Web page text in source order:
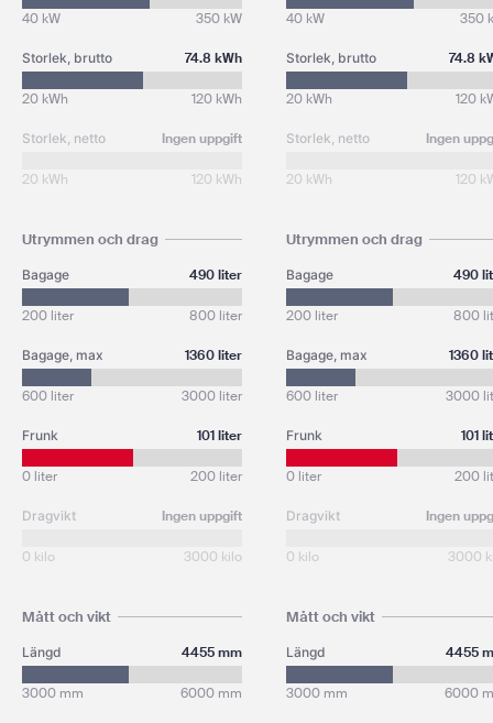
40 kW 350 kW
Storlek, brutto 74.8 kWh
20 kWh 120 kWh
Storlek, netto Ingen uppgift
20 kWh 120 kWh
Utrymmen och drag
Bagage 490 liter
200 liter 800 liter
Bagage, max 1360 liter
600 liter 3000 liter
Frunk 101 liter
0 liter 200 liter
Dragvikt Ingen uppgift
0 kilo 3000 kilo
Mått och vikt
Längd 4455 mm
3000 mm 6000 mm
40 kW 350
Storlek, brutto 74.8
20 kWh 120
Storlek, netto Ingen
20 kWh 120
Utrymmen och drag
Bagage 490
200 liter 800
Bagage, max 1360
600 liter 3000
Frunk 101
0 liter 200
Dragvikt Ingen
0 kilo 3000
Mått och vikt
Längd 4455
3000 mm 6000